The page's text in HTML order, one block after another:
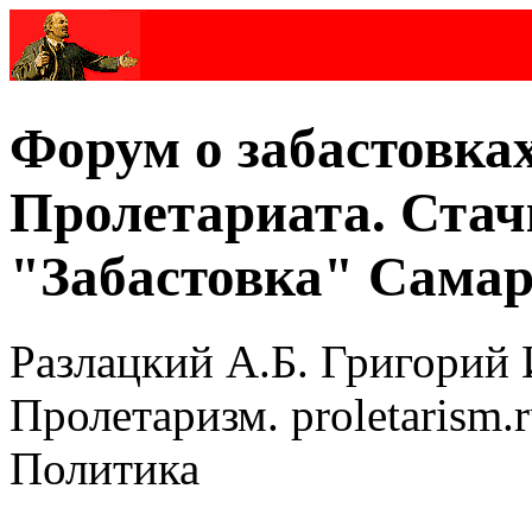
Форум о
Пролетариата.
"Забастовка"
Разлацкий А.Б. Григорий
Пролетаризм.
Политика